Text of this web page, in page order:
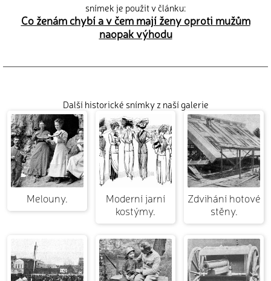
snímek je použit v článku:
Co ženám chybí a v čem mají ženy oproti mužům
naopak výhodu
Další historické snímky z naší galerie
Melouny.
Moderní jarní
kostýmy.
Zdvihání hotové
stěny.